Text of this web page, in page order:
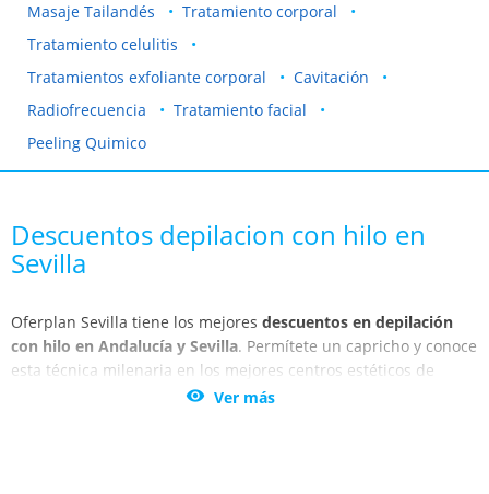
Masaje Tailandés
Tratamiento corporal
Tratamiento celulitis
Tratamientos exfoliante corporal
Cavitación
Radiofrecuencia
Tratamiento facial
Peeling Quimico
Descuentos depilacion con hilo en
Sevilla
Oferplan Sevilla tiene los mejores descuentos en depilación
con hilo en Andalucía y Sevilla. Permítete un capricho y conoce
esta técnica milenaria en los mejores centros estéticos de
Andalucía y Sevilla. Si te duele mucho cuando te depilan las
 Ver más